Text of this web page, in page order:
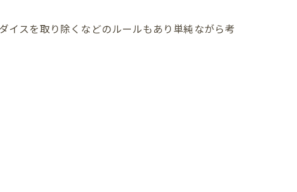
スを取り除くなどのルールもあり単純ながら考